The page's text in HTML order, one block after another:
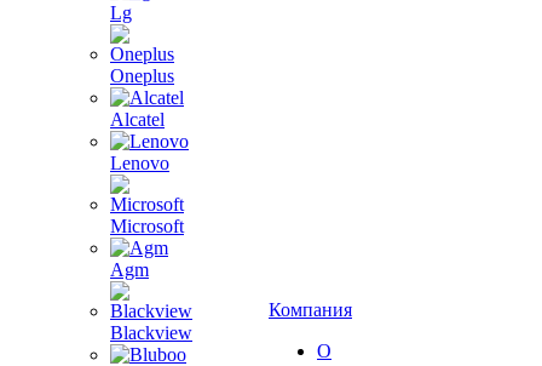
Lg
Oneplus
Alcatel
Lenovo
Microsoft
Agm
Blackview
Компания
О